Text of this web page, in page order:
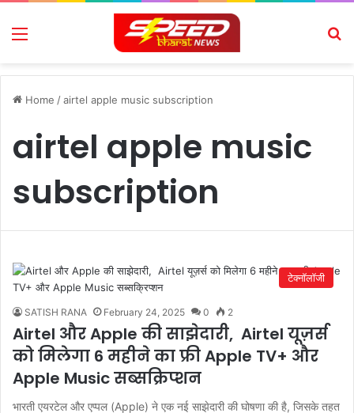
Menu
Home /airtel apple music subscription
airtel apple music
subscription
टेक्नॉलॉजी
SATISH RANA February 24, 2025 0 2
Airtel और Apple की साझेदारी, Airtel यूज़र्स
को मिलेगा 6 महीने का फ्री Apple TV+ और
Apple Music सब्सक्रिप्शन
भारती एयरटेल और एप्पल (Apple) ने एक नई साझेदारी की घोषणा की है, जिसके तहत